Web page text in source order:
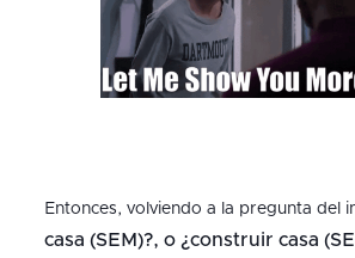
Entonces, volviendo a la pregunta del
casa (SEM)?, o ¿construir casa